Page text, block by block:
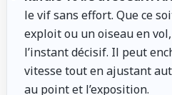
le vif sans effort. Que ce
exploit ou un oiseau en
l’instant décisif. Il peut
vitesse tout en ajustant
au point et l’exposition.